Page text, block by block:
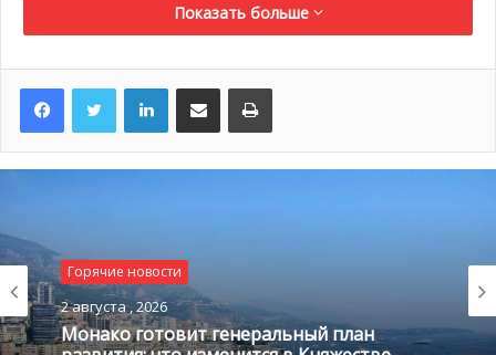
отличается индивидуальной планировкой с 4-мя
более 20 кв. м. Среди характерных особенностей яхты
можно назвать обширную террасу в носовой части
судна, просторный флайбридж и кормовую каюту для
универсального использования.
состоялась в июне прошлого года на ежегодном
мероприятии, проводимом производителем в штаб-
квартире в Гданьске (Польша). По заявлению верфи,
создание подобного катамарана занимает не более 7
Показать больше
LinkedInПоделиться по электронной почте Распечатать
Горячие новости
2 августа , 2026
Монако готовит генеральный план